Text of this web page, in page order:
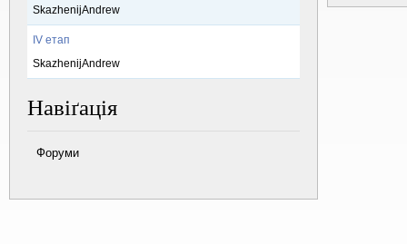
SkazhenijAndrew
IV етап
SkazhenijAndrew
Навіґація
Форуми